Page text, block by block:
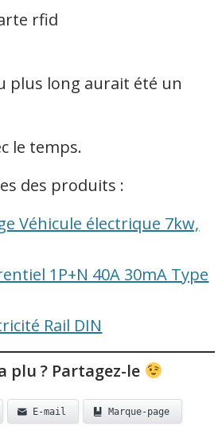
rfid
plus long aurait été un
le temps.
des produits :
Véhicule électrique 7kw,
1P+N 40A 30mA Type
Rail DIN
plu ? Partagez-le
E-mail Marque-page